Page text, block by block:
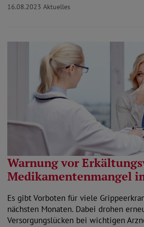
16.08.2023 Aktuelles
Warnung vor
Medikamentenmangel
Es gibt Vorboten für viele
nächsten Monaten. Dabei drohen
Versorgungslücken bei wichtigen